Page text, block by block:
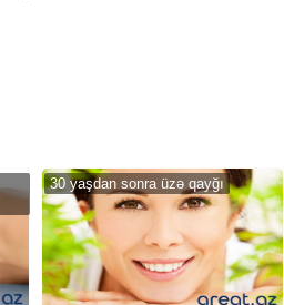
30 yaşdan sonra üzə qayğı